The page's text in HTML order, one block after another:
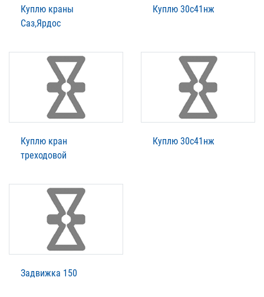
Куплю краны
Саз,Ярдос
Куплю 30с41нж
Куплю кран
треходовой
Куплю 30с41нж
Задвижка 150